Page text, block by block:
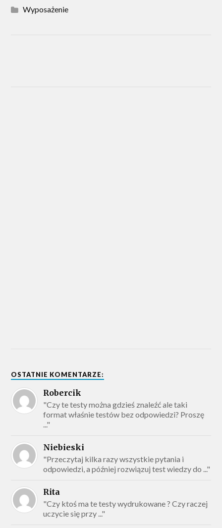
Wyposażenie
OSTATNIE KOMENTARZE:
Robercik
"Czy te testy można gdzieś znaleźć ale taki
format właśnie testów bez odpowiedzi? Proszę
..."
Niebieski
"Przeczytaj kilka razy wszystkie pytania i
odpowiedzi, a później rozwiązuj test wiedzy do ..."
Rita
"Czy ktoś ma te testy wydrukowane ? Czy raczej
uczycie się przy ..."